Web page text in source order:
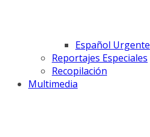
Español Urgente
Reportajes Especiales
Recopilación
Multimedia